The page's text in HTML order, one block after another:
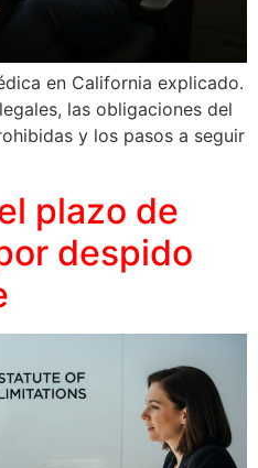
en California explicado.
las obligaciones del
y los pasos a seguir
plazo de
despido